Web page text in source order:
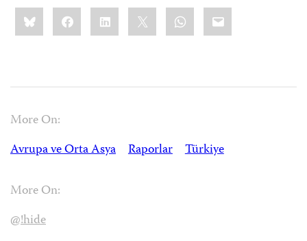
Share
this:BlueskyFacebookLinkedIn WhatsApp
Email
More On:
Avrupa ve Orta Asya
Raporlar Türkiye
More On:
@!hide